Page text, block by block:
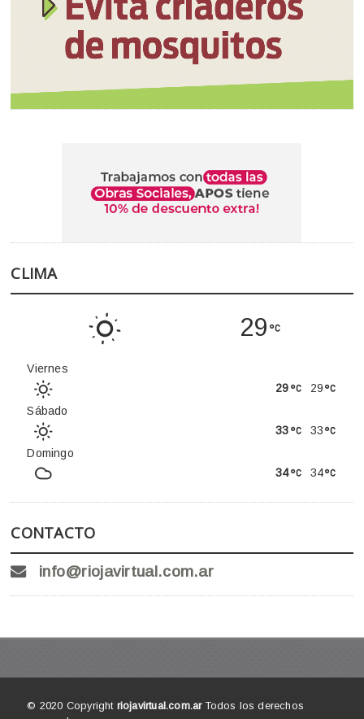
CLIMA
29
Viernes
29
29
Sábado
33
33
Domingo
34
34
CONTACTO
info@riojavirtual.com.ar
© 2020 Copyright riojavirtual.com.arTodos los derechos